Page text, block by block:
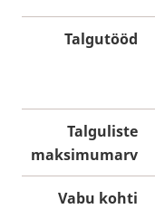
Talgutööd
Talguliste
maksimumarv
Vabu kohti